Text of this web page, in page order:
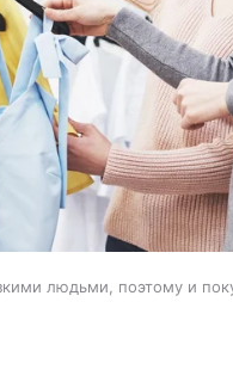
людьми, поэтому и